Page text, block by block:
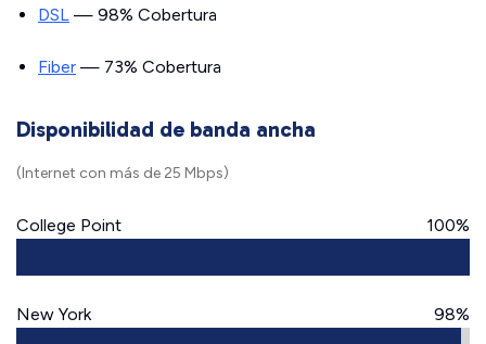
DSL — 98% Cobertura
Fiber — 73% Cobertura
Disponibilidad de banda ancha
(Internet con más de 25 Mbps)
College Point 100%
New York 98%